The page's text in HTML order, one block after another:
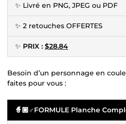
✨ Livré en PNG, JPEG ou PDF
✨ 2 retouches OFFERTES
✨ PRIX : $28.84
Besoin d’un personnage en
faites pour vous :
🧙🏽♂️FORMULE Planche